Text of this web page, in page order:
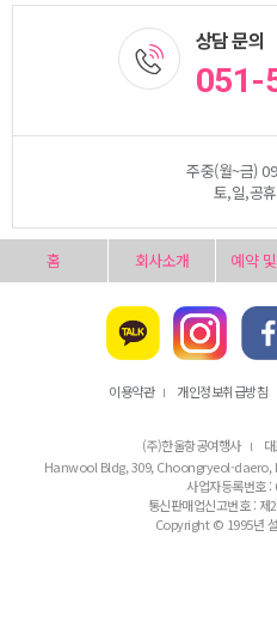
상담 문의
051-
주중(월~금)
토,일,공
홈 회사소개 예약
이용약관 l 개인정보취급방침
(주)한울항공여행사 l
Hanwool Bldg, 309, Choongryeol-daero,
사업자등록번호
통신판매업신고번호 :
Copyright © 1995년